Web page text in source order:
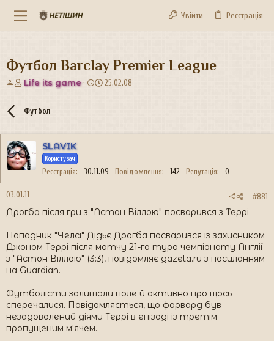
Увійти Реєстрація
Футбол Barclay Premier League
А
о
т
е
м
и
Life its game
Д
т
р
е
я
25.02.08
Футбол
SLAVIK
Користувач
Реєстрація 30.11.09 Повідомлення 142 Репутація 0
03.01.11 #881
Дрогба після гри з "Астон Віллою" посварився з Террі
Нападник "Челсі" Дідьє Дрогба посварився із захисником
Джоном Террі після матчу 21-го тура чемпіонату Англії
з "Астон Віллою" (3:3), повідомляє gazeta.ru з посиланням
на Guardian.
Футболісти залишали поле й активно про щось
сперечалися. Повідомляється, що форвард був
незадоволений діями Террі в епізоді із третім
пропущеним м'ячем.